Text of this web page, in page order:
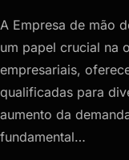
A Empresa de mão
um papel crucial na
empresariais,
qualificadas para
aumento da
fundamental…